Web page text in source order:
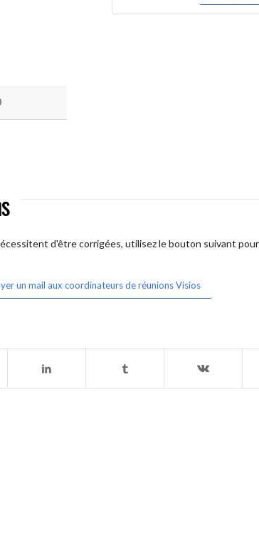
d'être corrigées, utilisez le bouton suivant
un mail aux coordinateurs de réunions Visios